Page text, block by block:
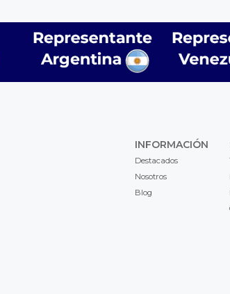
INFORMACIÓN
Destacados
Nosotros
Blog